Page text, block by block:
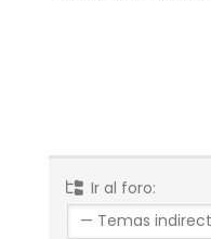
Ir al foro: